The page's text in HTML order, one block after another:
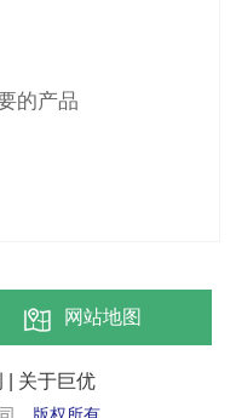
的产品
网站地图
关于巨优
版权所有